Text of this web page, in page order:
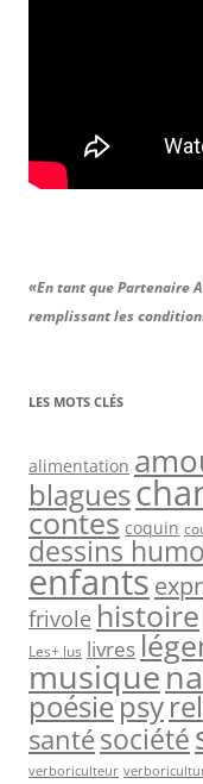
«En tant que Partenaire
remplissant les
LES MOTS CLÉS
alimentation
blagues
contes coquin
dessins
enfants
frivole histoire
Les+ lus livres
musique
poésiepsy
santésociété
verboriculteur